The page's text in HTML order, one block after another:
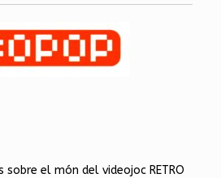
sobre el món del videojoc RETRO